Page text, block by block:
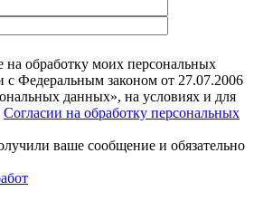
на обработку моих персональных
с Федеральным законом от 27.07.2006
данных», на условиях и для
Согласии на обработку персональных
ваше сообщение и обязательно